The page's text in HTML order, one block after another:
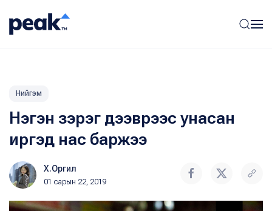
Нийгэм
Нэгэн зэрэг дээврээс унасан
иргэд нас баржээ
Х.Оргил
01 сарын 22, 2019